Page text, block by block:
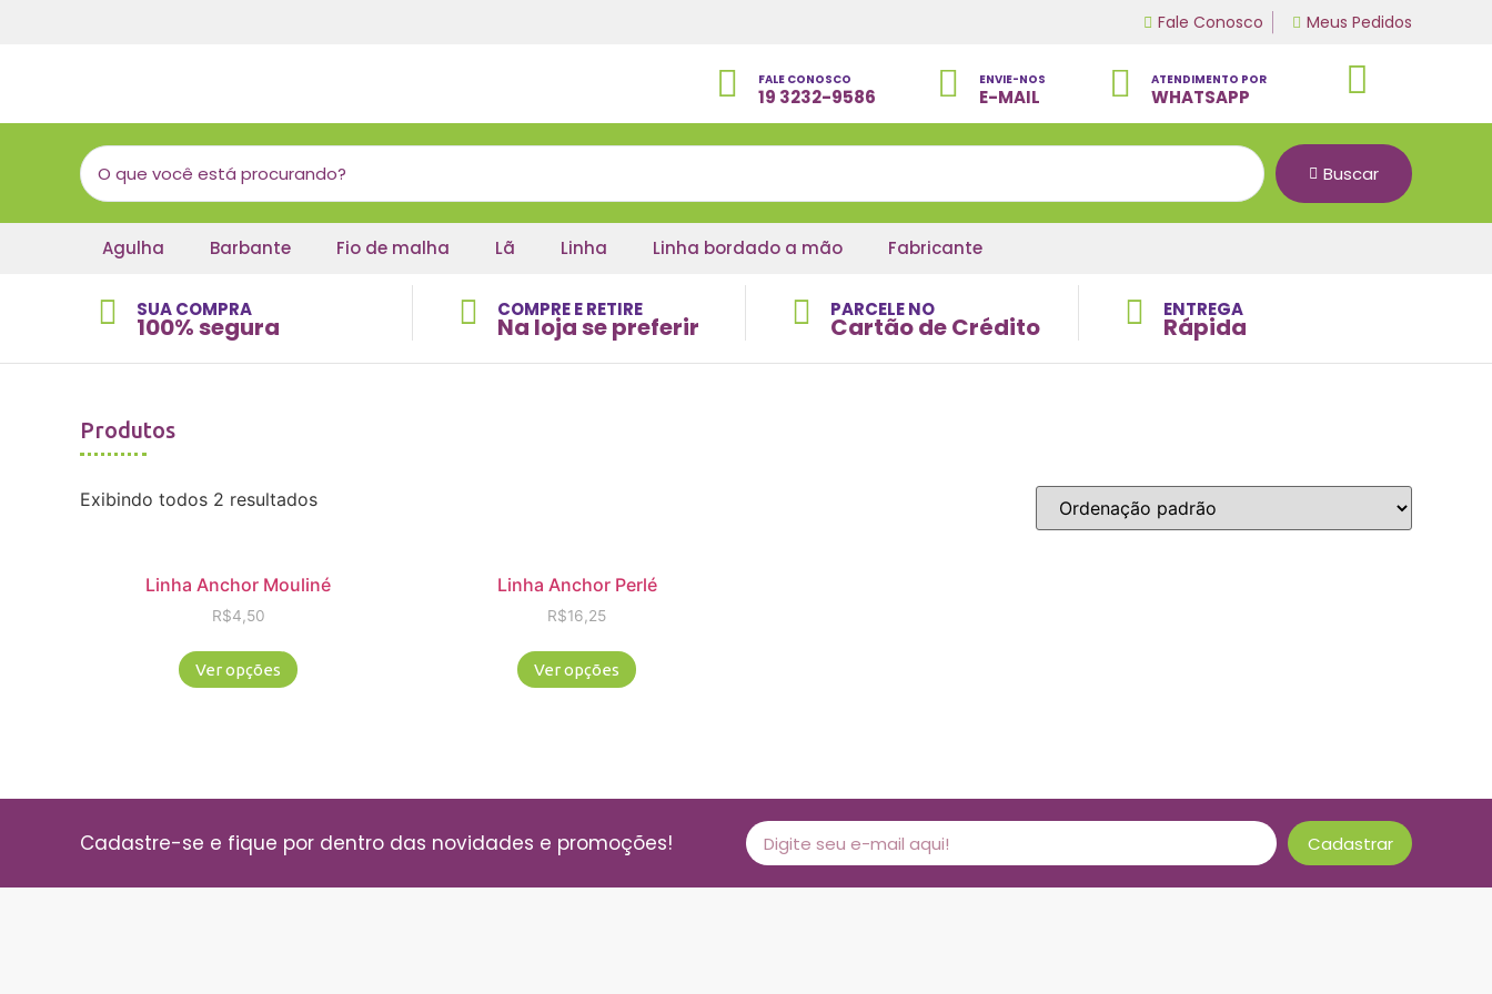
Fale Conosco Meus Pedidos
FALE CONOSCO
19 3232-9586
ENVIE-NOS
E-MAIL
ATENDIMENTO POR
WHATSAPP
Buscar
Agulha Barbante Fio de malha Lã Linha Linha bordado a mão Fabricante
SUA COMPRA
100% segura
COMPRE E RETIRE
Na loja se preferir
PARCELE NO
Cartão de Crédito
ENTREGA
Rápida
Produtos
Exibindo todos 2 resultados
Linha Anchor Mouliné
R$4,50
Ver opções
Linha Anchor Perlé
R$16,25
Ver opções
Cadastre-se e fique por dentro das novidades e promoções! Cadastrar